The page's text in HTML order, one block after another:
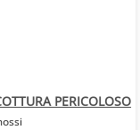
PERICOLOSO